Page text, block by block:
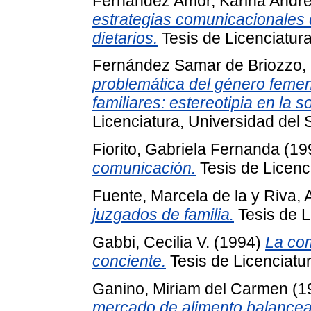
estrategias
dietarios. Tesis de
Fernández Samar de
problemática del género
familiares: estereotipia en la
Licenciatura, Universidad del
Fiorito, Gabriela Fernanda
comunicación. Tesis de
Fuente, Marcela de la y Riva,
juzgados de familia. Tesis de
Gabbi, Cecilia V. (1994) La
conciente. Tesis de
Ganino, Miriam del Carmen
mercado de alimento